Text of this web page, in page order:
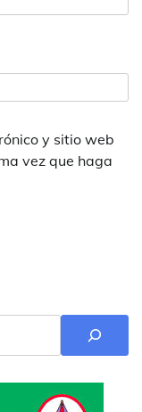
y sitio web
vez que haga